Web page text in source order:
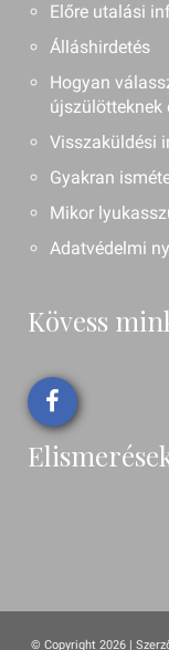
Előre utalási
Álláshirdetés
Hogyan
újszülötteknek
Visszaküldési
Gyakran
Mikor
Adatvédelmi
Kövess
© Copyright 2026 |